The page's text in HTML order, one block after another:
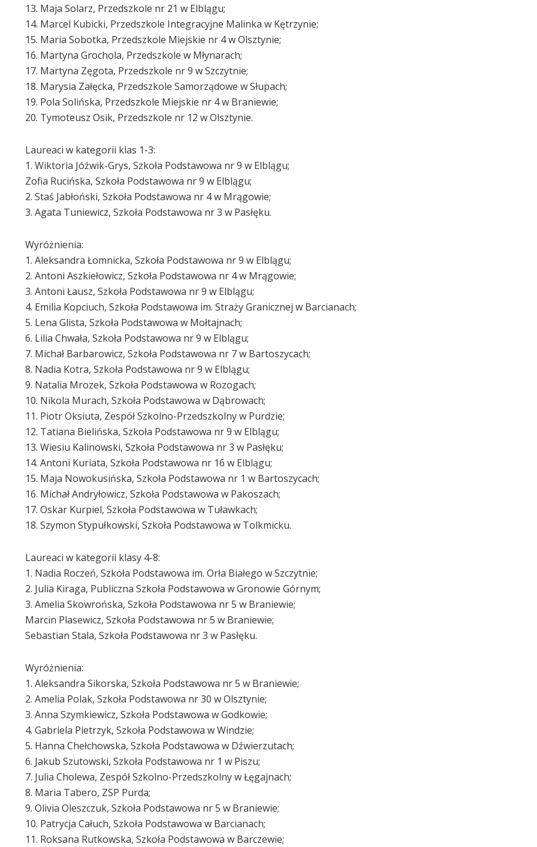
13. Maja Solarz, Przedszkole nr 21 w Elblągu;
14. Marcel Kubicki, Przedszkole Integracyjne Malinka w Kętrzynie;
15. Maria Sobotka, Przedszkole Miejskie nr 4 w Olsztynie;
16. Martyna Grochola, Przedszkole w Młynarach;
17. Martyna Zęgota, Przedszkole nr 9 w Szczytnie;
18. Marysia Załęcka, Przedszkole Samorządowe w Słupach;
19. Pola Solińska, Przedszkole Miejskie nr 4 w Braniewie;
20. Tymoteusz Osik, Przedszkole nr 12 w Olsztynie.
Laureaci w kategorii klas 1-3:
1. Wiktoria Jóźwik-Grys, Szkoła Podstawowa nr 9 w Elblągu;
Zofia Rucińska, Szkoła Podstawowa nr 9 w Elblągu;
2. Staś Jabłoński, Szkoła Podstawowa nr 4 w Mrągowie;
3. Agata Tuniewicz, Szkoła Podstawowa nr 3 w Pasłęku.
Wyróżnienia:
1. Aleksandra Łomnicka, Szkoła Podstawowa nr 9 w Elblągu;
2. Antoni Aszkiełowicz, Szkoła Podstawowa nr 4 w Mrągowie;
3. Antoni Łausz, Szkoła Podstawowa nr 9 w Elblągu;
4. Emilia Kopciuch, Szkoła Podstawowa im. Straży Granicznej w Barcianach;
5. Lena Glista, Szkoła Podstawowa w Mołtajnach;
6. Lilia Chwała, Szkoła Podstawowa nr 9 w Elblągu;
7. Michał Barbarowicz, Szkoła Podstawowa nr 7 w Bartoszycach;
8. Nadia Kotra, Szkoła Podstawowa nr 9 w Elblągu;
9. Natalia Mrozek, Szkoła Podstawowa w Rozogach;
10. Nikola Murach, Szkoła Podstawowa w Dąbrowach;
11. Piotr Oksiuta, Zespół Szkolno-Przedszkolny w Purdzie;
12. Tatiana Bielińska, Szkoła Podstawowa nr 9 w Elblągu;
13. Wiesiu Kalinowski, Szkoła Podstawowa nr 3 w Pasłęku;
14. Antoni Kuriata, Szkoła Podstawowa nr 16 w Elblągu;
15. Maja Nowokusińska, Szkoła Podstawowa nr 1 w Bartoszycach;
16. Michał Andryłowicz, Szkoła Podstawowa w Pakoszach;
17. Oskar Kurpiel, Szkoła Podstawowa w Tuławkach;
18. Szymon Stypułkowski, Szkoła Podstawowa w Tolkmicku.
Laureaci w kategorii klasy 4-8:
1. Nadia Roczeń, Szkoła Podstawowa im. Orła Białego w Szczytnie;
2. Julia Kiraga, Publiczna Szkoła Podstawowa w Gronowie Górnym;
3. Amelia Skowrońska, Szkoła Podstawowa nr 5 w Braniewie;
Marcin Plasewicz, Szkoła Podstawowa nr 5 w Braniewie;
Sebastian Stala, Szkoła Podstawowa nr 3 w Pasłęku.
Wyróżnienia:
1. Aleksandra Sikorska, Szkoła Podstawowa nr 5 w Braniewie;
2. Amelia Polak, Szkoła Podstawowa nr 30 w Olsztynie;
3. Anna Szymkiewicz, Szkoła Podstawowa w Godkowie;
4. Gabriela Pietrzyk, Szkoła Podstawowa w Windzie;
5. Hanna Chełchowska, Szkoła Podstawowa w Dźwierzutach;
6. Jakub Szutowski, Szkoła Podstawowa nr 1 w Piszu;
7. Julia Cholewa, Zespół Szkolno-Przedszkolny w Łęgajnach;
8. Maria Tabero, ZSP Purda;
9. Olivia Oleszczuk, Szkoła Podstawowa nr 5 w Braniewie;
10. Patrycja Całuch, Szkoła Podstawowa w Barcianach;
11. Roksana Rutkowska, Szkoła Podstawowa w Barczewie;